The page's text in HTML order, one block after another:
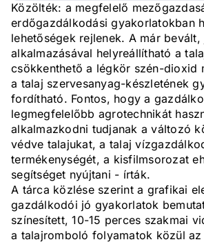
Közölték: a megfelelő
erdőgazdálkodási gyakorlatokban
lehetőségek rejlenek. A már
alkalmazásával helyreállítható a
csökkenthető a légkör szén-dioxid
a talaj szervesanyag-készletének
fordítható. Fontos, hogy a
legmegfelelőbb agrotechnikát
alkalmazkodni tudjanak a változó
védve talajukat, a talaj
termékenységét, a kisfilmsorozat
segítséget nyújtani - írták.
A tárca közlése szerint a grafikai
gazdálkodói jó gyakorlatok
színesített, 10-15 perces szakmai
a talajromboló folyamatok közül